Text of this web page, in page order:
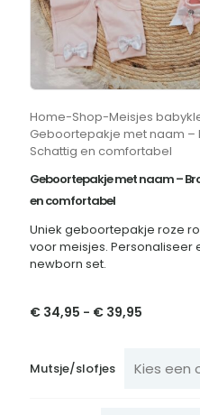
Home-Shop-Meisjes
Geboortepakje met naam –
Schattig en comfortabel
Geboortepakje met naam –
en comfortabel
Uniek geboortepakje roze
voor meisjes. Personaliseer
newborn set.
€ 34,95 - € 39,95
€ 39,95
Mutsje/slofjes